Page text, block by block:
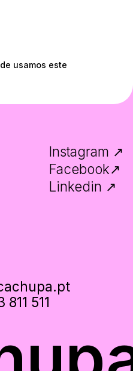
usamos este
Instagram ↗
Facebook↗
Linkedin ↗
811 511